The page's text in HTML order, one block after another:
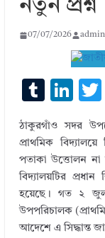
নতুন প্রশ্ন
07/07/2026 admin
T
m
bl
r
Li
k
e
dI
n
ঠাকুরগাঁও সদর
প্রাথমিক
পতাকা উত্তোলন না
বিদ্যালয়টির
হয়েছে। গত ২
উপপরিচালক
আদেশে এ সিদ্ধান্ত